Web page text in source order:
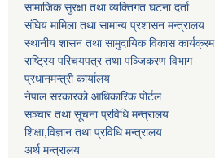
सामाजिक सुरक्षा तथा व्यक्तिगत घटना दर्ता
संघिय मामिला तथा सामान्य प्रशासन मन्त्रालय
स्थानीय शासन तथा सामुदायिक विकास कार्यक्रम
राष्ट्रिय परिचयपत्र तथा पञ्जिकरण विभाग
प्रधानमन्त्री कार्यालय
नेपाल सरकारको आधिकारिक पोर्टल
सञ्‍चार तथा सूचना प्रविधि मन्त्रालय
शिक्षा,विज्ञान तथा प्रविधि मन्त्रालय
अर्थ मन्त्रालय